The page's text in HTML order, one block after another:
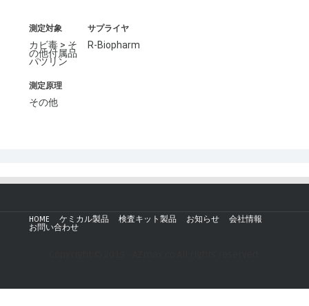
測定対象
カビ毒 > そ
の他付属品
パツリン
サプライヤ
R-Biopharm
測定原理
その他
HOME ケミカル製品 検査キット製品 お知らせ
会社情報
お問い合わせ